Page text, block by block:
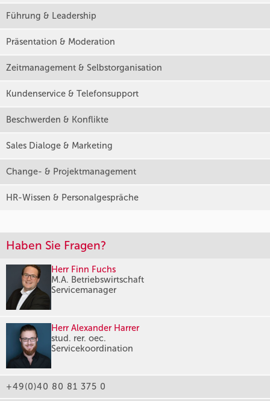
Führung & Leadership
Präsentation & Moderation
Zeitmanagement & Selbstorganisation
Kundenservice & Telefonsupport
Beschwerden & Konflikte
Sales Dialoge & Marketing
Change- & Projektmanagement
HR-Wissen & Personalgespräche
Haben Sie Fragen?
Herr Finn Fuchs
M.A. Betriebswirtschaft
Servicemanager
Herr Alexander Harrer
stud. rer. oec.
Servicekoordination
+49(0)40 80 81 375 0